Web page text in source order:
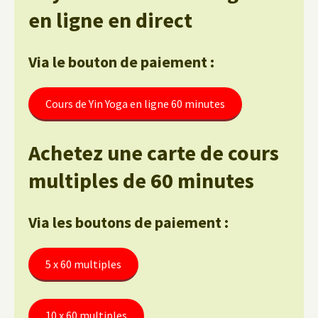
en ligne en direct
Via le bouton de paiement :
Cours de Yin Yoga en ligne 60 minutes
Achetez une carte de cours
multiples de 60 minutes
Via les boutons de paiement :
5 x 60 multiples
10 x 60 multiples